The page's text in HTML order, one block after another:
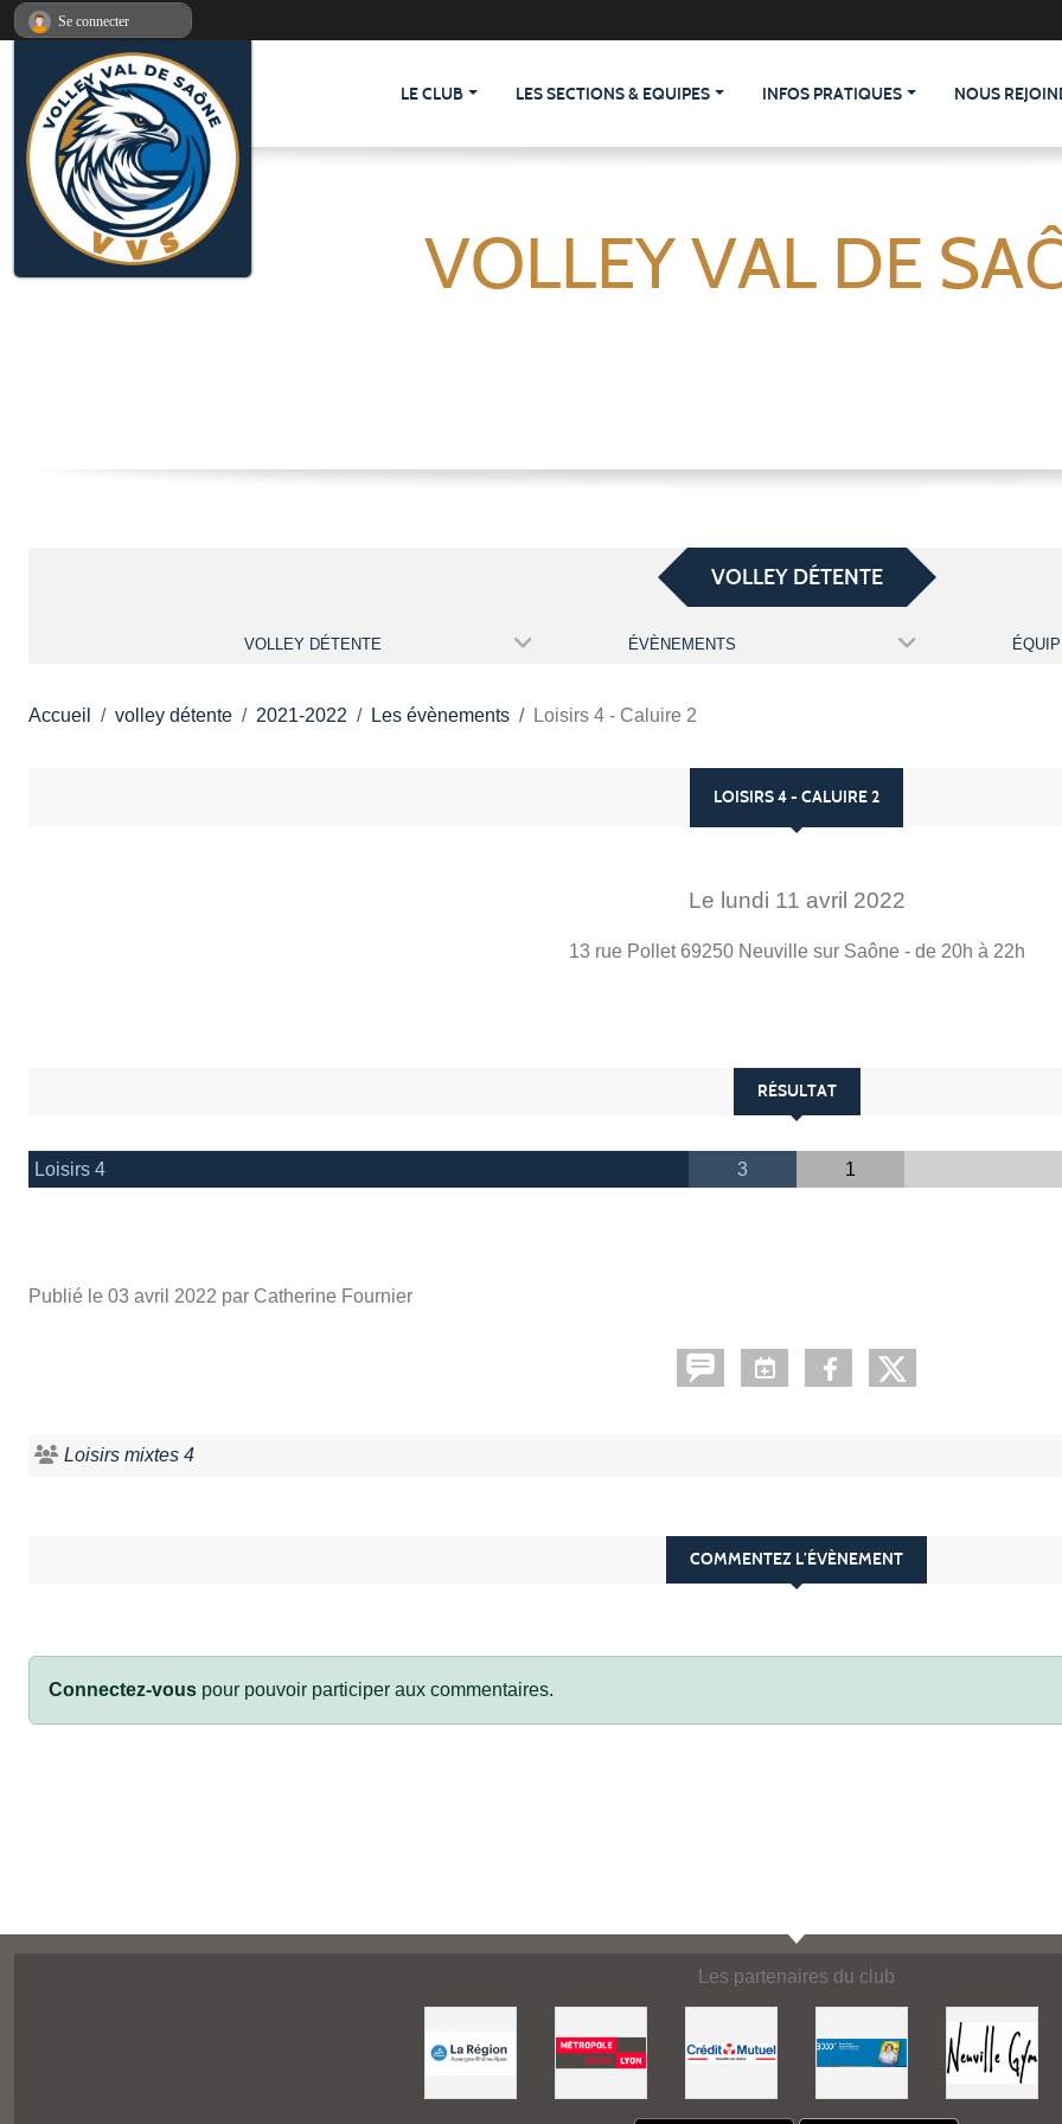
LE CLUB LES SECTIONS & EQUIPES INFOS PRATIQUES NOUS
VOLLEY VAL DE
VOLLEY DÉTENTE
VOLLEY DÉTENTE ÉVÈNEMENTS
Accueil volley détente 2021-2022 Les évènements Loisirs 4 - Caluire 2
LOISIRS 4 - CALUIRE 2
Le lundi 11 avril 2022
13 rue Pollet 69250 Neuville sur Saône - de 20h à 22h
RÉSULTAT
Loisirs 4 3 1
Publié le 03 avril 2022 par Catherine Fournier
Loisirs mixtes 4
COMMENTEZ L’ÉVÈNEMENT
Connectez-vous pour pouvoir participer aux commentaires.
Les partenaires du club
Se connecter
Panneau de gestion des cookies